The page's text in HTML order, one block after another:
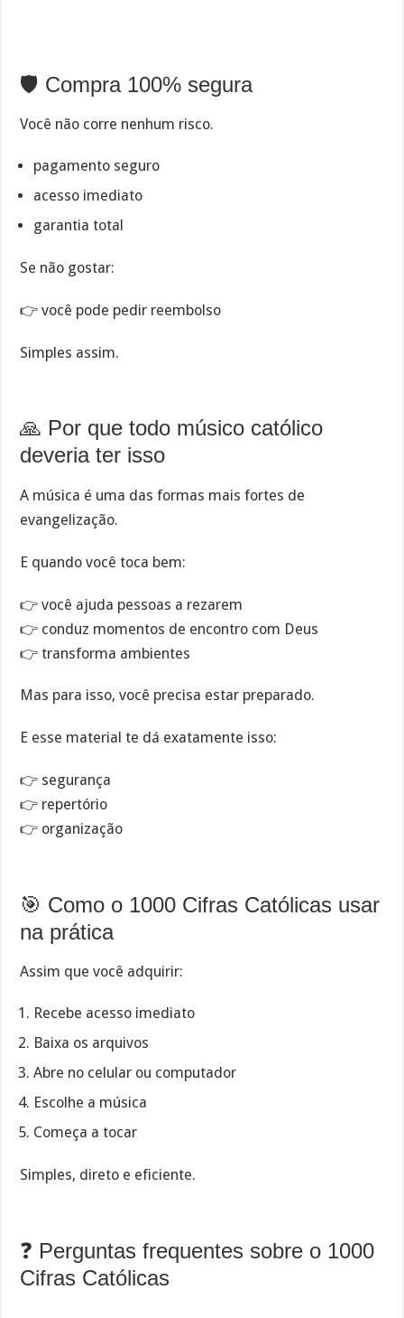
🛡️ Compra 100% segura
Você não corre nenhum risco.
pagamento seguro
acesso imediato
garantia total
Se não gostar:
👉 você pode pedir reembolso
Simples assim.
🙏 Por que todo músico católico
deveria ter isso
A música é uma das formas mais fortes de
evangelização.
E quando você toca bem:
👉 você ajuda pessoas a rezarem
👉 conduz momentos de encontro com Deus
👉 transforma ambientes
Mas para isso, você precisa estar preparado.
E esse material te dá exatamente isso:
👉 segurança
👉 repertório
👉 organização
🎯 Como o 1000 Cifras Católicas usar
na prática
Assim que você adquirir:
Recebe acesso imediato
Baixa os arquivos
Abre no celular ou computador
Escolhe a música
Começa a tocar
Simples, direto e eficiente.
❓ Perguntas frequentes sobre o 1000
Cifras Católicas